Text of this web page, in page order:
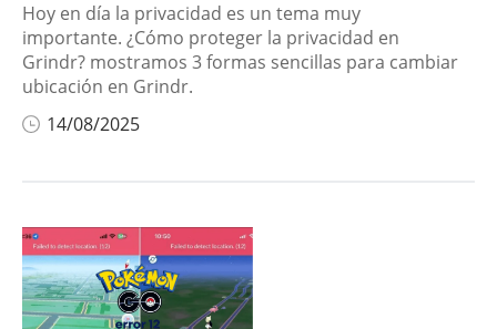
Hoy en día la privacidad es un tema muy
importante. ¿Cómo proteger la privacidad en
Grindr? mostramos 3 formas sencillas para cambiar
ubicación en Grindr.
14/08/2025